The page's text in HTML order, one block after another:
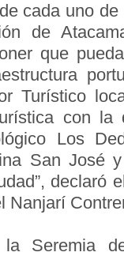
cada uno
de
que
Turístico
con la
Los
San José
declaró
Nanjarí
Seremia